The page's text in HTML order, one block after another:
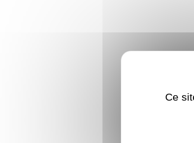
Ce